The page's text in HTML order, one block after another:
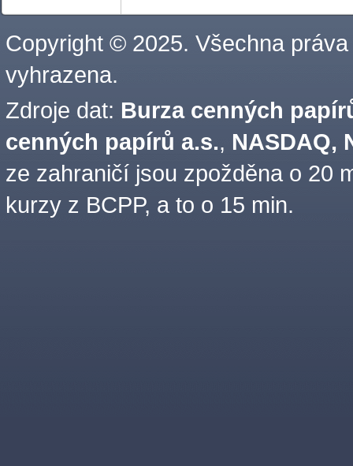
Copyright © 2025. Všechna práva
vyhrazena.
Zdroje dat: Burza cenných
cenných papírů a.s., NASDAQ,
ze zahraničí jsou zpožděna o 20
kurzy z BCPP, a to o 15 min.